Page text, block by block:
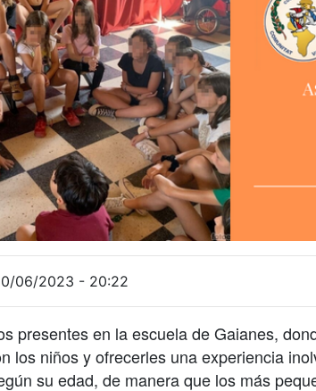
06/2023 - 20:22
presentes en la escuela de Gaianes,
los niños y ofrecerles una experiencia
su edad, de manera que los más